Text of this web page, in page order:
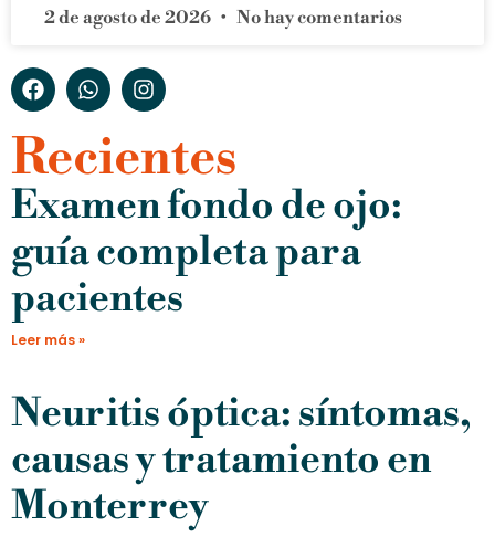
2 de agosto de 2026 No hay comentarios
Recientes
Examen fondo de ojo:
guía completa para
pacientes
Leer más »
Neuritis óptica: síntomas,
causas y tratamiento en
Monterrey